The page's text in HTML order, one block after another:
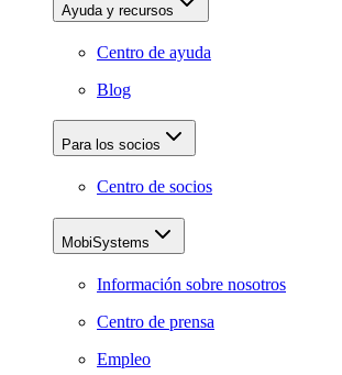
Ayuda y recursos
Centro de ayuda
Blog
Para los socios
Centro de socios
MobiSystems
Información sobre nosotros
Centro de prensa
Empleo